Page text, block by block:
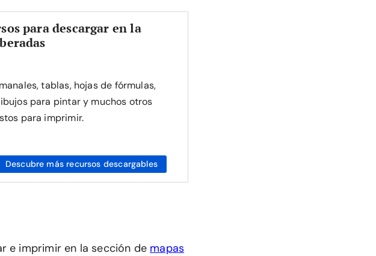
para descargar en la
tablas, hojas de fórmulas,
para pintar y muchos otros
para imprimir.
Descubre más recursos descargables
e imprimir en la sección de mapas